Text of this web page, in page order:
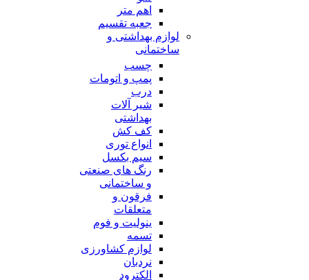
اهم متر
جعبه تقسیم
لوازم بهداشتی و
ساختمانی
چسب
پمپ و اتومات
درب
شیر آلات
بهداشتی
کف کش
انواع توری
سیم بکسل
رنگ های صنعتی
و ساختمانی
فرقون و
متعلقات
ینولیت و فوم
تسمه
لوازم کشاورزی
نردبان
الکترود